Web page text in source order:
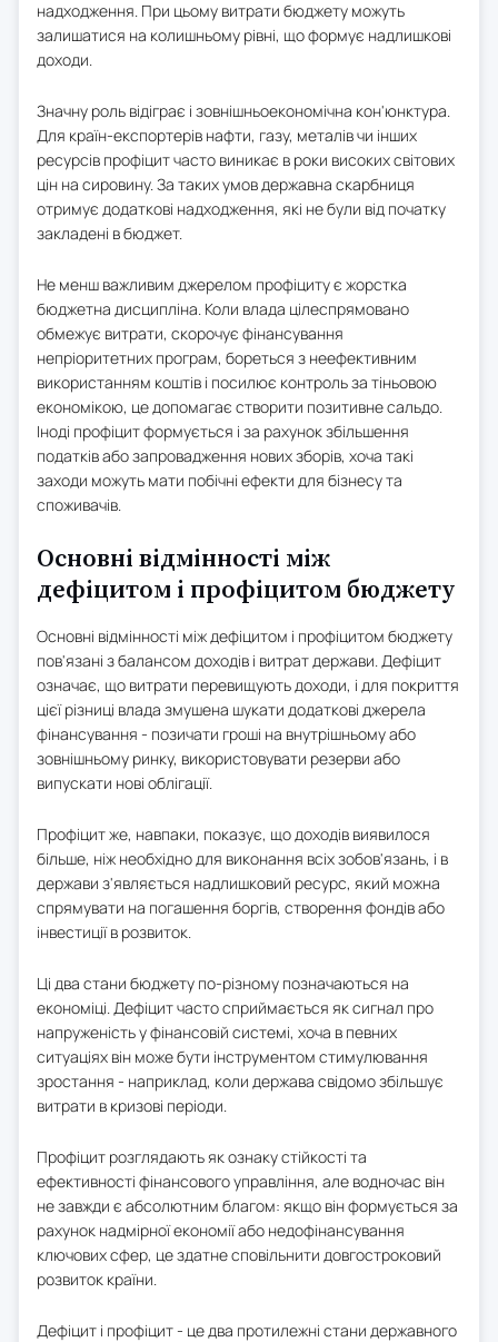
надходження. При цьому витрати бюджету можуть
залишатися на колишньому рівні, що формує надлишкові
доходи.
Значну роль відіграє і зовнішньоекономічна кон'юнктура.
Для країн-експортерів нафти, газу, металів чи інших
ресурсів профіцит часто виникає в роки високих світових
цін на сировину. За таких умов державна скарбниця
отримує додаткові надходження, які не були від початку
закладені в бюджет.
Не менш важливим джерелом профіциту є жорстка
бюджетна дисципліна. Коли влада цілеспрямовано
обмежує витрати, скорочує фінансування
непріоритетних програм, бореться з неефективним
використанням коштів і посилює контроль за тіньовою
економікою, це допомагає створити позитивне сальдо.
Іноді профіцит формується і за рахунок збільшення
податків або запровадження нових зборів, хоча такі
заходи можуть мати побічні ефекти для бізнесу та
споживачів.
Основні відмінності між
дефіцитом і профіцитом бюджету
Основні відмінності між дефіцитом і профіцитом бюджету
пов'язані з балансом доходів і витрат держави. Дефіцит
означає, що витрати перевищують доходи, і для покриття
цієї різниці влада змушена шукати додаткові джерела
фінансування - позичати гроші на внутрішньому або
зовнішньому ринку, використовувати резерви або
випускати нові облігації.
Профіцит же, навпаки, показує, що доходів виявилося
більше, ніж необхідно для виконання всіх зобов'язань, і в
держави з'являється надлишковий ресурс, який можна
спрямувати на погашення боргів, створення фондів або
інвестиції в розвиток.
Ці два стани бюджету по-різному позначаються на
економіці. Дефіцит часто сприймається як сигнал про
напруженість у фінансовій системі, хоча в певних
ситуаціях він може бути інструментом стимулювання
зростання - наприклад, коли держава свідомо збільшує
витрати в кризові періоди.
Профіцит розглядають як ознаку стійкості та
ефективності фінансового управління, але водночас він
не завжди є абсолютним благом: якщо він формується за
рахунок надмірної економії або недофінансування
ключових сфер, це здатне сповільнити довгостроковий
розвиток країни.
Дефіцит і профіцит - це два протилежні стани державного